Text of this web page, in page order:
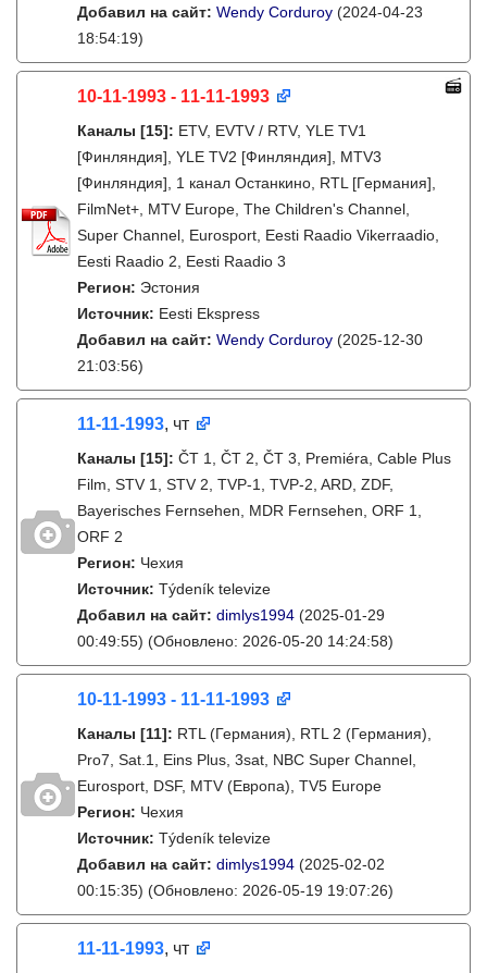
Добавил на сайт: Wendy Corduroy (2024-04-23
18:54:19)
10-11-1993 - 11-11-1993
Каналы [15]: ETV, EVTV / RTV, YLE TV1
[Финляндия], YLE TV2 [Финляндия], MTV3
[Финляндия], 1 канал Останкино, RTL [Германия],
FilmNet+, MTV Europe, The Children's Channel,
Super Channel, Eurosport, Eesti Raadio Vikerraadio,
Eesti Raadio 2, Eesti Raadio 3
Регион: Эстония
Источник: Eesti Ekspress
Добавил на сайт: Wendy Corduroy (2025-12-30
21:03:56)
11-11-1993, чт
Каналы [15]: ČT 1, ČT 2, ČT 3, Premiéra, Cable Plus
Film, STV 1, STV 2, TVP-1, TVP-2, ARD, ZDF,
Bayerisches Fernsehen, MDR Fernsehen, ORF 1,
ORF 2
Регион: Чехия
Источник: Týdeník televize
Добавил на сайт: dimlys1994 (2025-01-29
00:49:55) (Обновлено: 2026-05-20 14:24:58)
10-11-1993 - 11-11-1993
Каналы [11]: RTL (Германия), RTL 2 (Германия),
Pro7, Sat.1, Eins Plus, 3sat, NBC Super Channel,
Eurosport, DSF, MTV (Европа), TV5 Europe
Регион: Чехия
Источник: Týdeník televize
Добавил на сайт: dimlys1994 (2025-02-02
00:15:35) (Обновлено: 2026-05-19 19:07:26)
11-11-1993, чт